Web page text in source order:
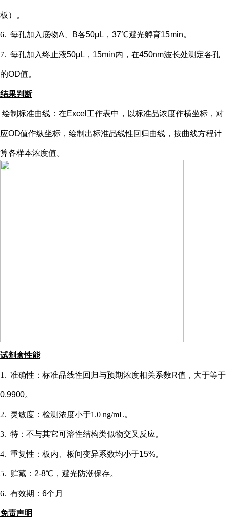
板）。
6. 每孔加入底物A、B各50μL，37℃避光孵育15min。
7. 每孔加入终止液50μL，15min内，在450nm波长处测定各孔
的OD值。
结果判断
绘制标准曲线：在Excel工作表中，以标准品浓度作横坐标，对
应OD值作纵坐标，绘制出标准品线性回归曲线，按曲线方程计
算各样本浓度值。
试剂盒性能
1. 准确性：标准品线性回归与预期浓度相关系数R值，大于等于
0.9900。
2. 灵敏度：检测浓度小于1.0 ng/mL。
3. 特：不与其它可溶性结构类似物交叉反应。
4. 重复性：板内、板间变异系数均小于15%。
5. 贮藏： 2-8℃，避光防潮保存。
6. 有效期： 6个月
免责声明